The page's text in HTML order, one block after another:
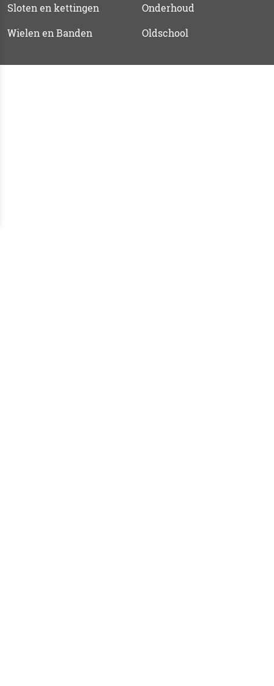
Sloten en kettingen
Wielen en Banden
Onderhoud
Oldschool